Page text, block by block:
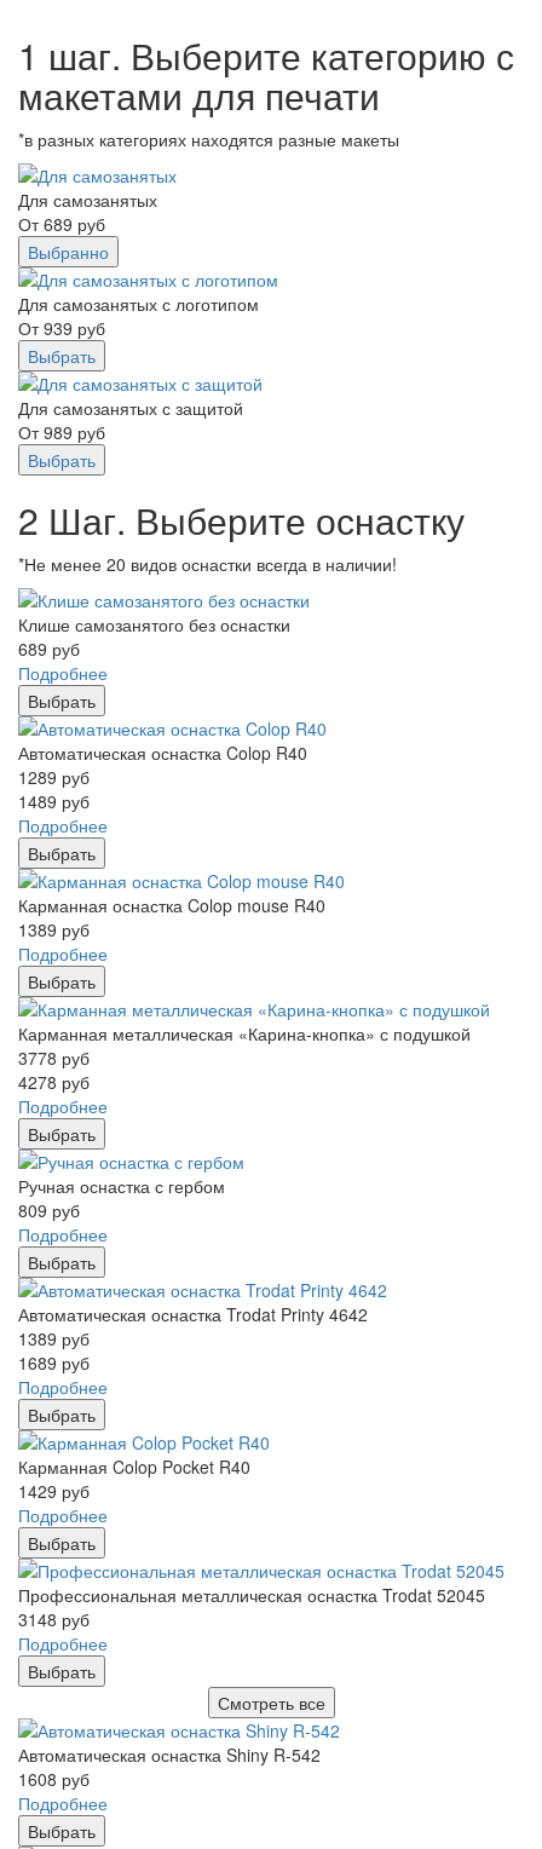
1 шаг. Выберите категорию с
макетами для печати
*в разных категориях находятся разные макеты
Для самозанятых
От689 руб
Выбранно
Для самозанятых с логотипом
От939 руб
Выбрать
Для самозанятых с защитой
От989 руб
Выбрать
2 Шаг. Выберите оснастку
*Не менее 20 видов оснастки всегда в наличии!
Клише самозанятого без оснастки
689 руб
Подробнее
Выбрать
Автоматическая оснастка Colop R40
1289 руб
1489 руб
Подробнее
Выбрать
Карманная оснастка Colop mouse R40
1389 руб
Подробнее
Выбрать
Карманная металлическая «Карина-кнопка» с подушкой
3778 руб
4278 руб
Подробнее
Выбрать
Ручная оснастка с гербом
809 руб
Подробнее
Выбрать
Автоматическая оснастка Trodat Printy 4642
1389 руб
1689 руб
Подробнее
Выбрать
Карманная Colop Pocket R40
1429 руб
Подробнее
Выбрать
Профессиональная металлическая оснастка Trodat 52045
3148 руб
Подробнее
Выбрать
Смотреть все
Автоматическая оснастка Shiny R-542
1608 руб
Подробнее
Выбрать